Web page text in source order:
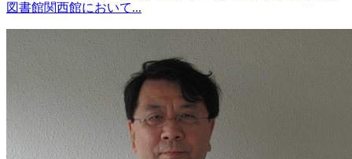
図書館関西館において...